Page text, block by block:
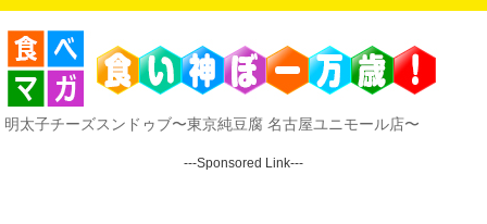
明太子チーズスンドゥブ〜東京純豆腐 名古屋ユニモール店〜
---Sponsored Link---